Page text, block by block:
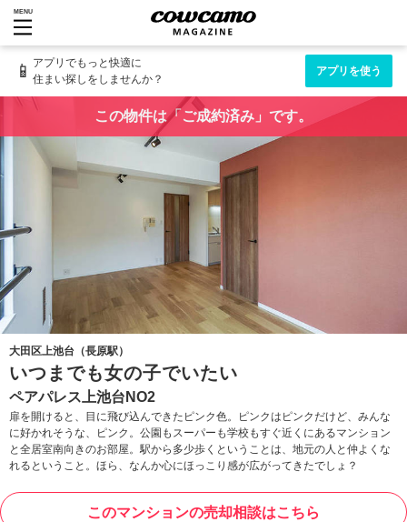
MENU
📱 アプリでもっと快適に
住まい探しをしませんか？
アプリを使う
この物件は「ご成約済み」です。
大田区上池台（長原駅）
いつまでも女の子でいたい
ペアパレス上池台NO2
扉を開けると、目に飛び込んできたピンク色。ピンクはピンクだけど、みんな
に好かれそうな、ピンク。公園もスーパーも学校もすぐ近くにあるマンション
と全居室南向きのお部屋。駅から多少歩くということは、地元の人と仲よくな
れるということ。ほら、なんか心にほっこり感が広がってきたでしょ？
このマンションの売却相談はこちら